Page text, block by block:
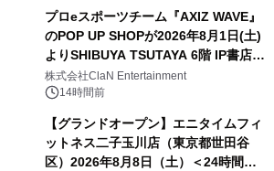
プロeスポーツチーム『AXIZ WAVE』
のPOP UP SHOPが2026年8月1日(土)
よりSHIBUYA TSUTAYA 6階 IP書店で
開催決定！！
株式会社ClaN Entertainment
14時間前
【グランドオープン】エニタイムフィ
ットネス二子玉川店（東京都世田谷
区）2026年8月8日（土）＜24時間年